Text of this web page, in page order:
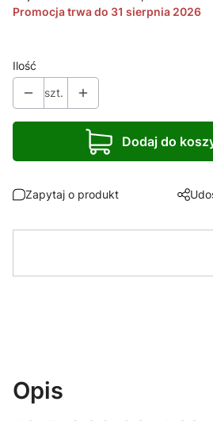
Promocja trwa do 31 sierpnia 2026
Ilość
szt.
Dodaj do
Zapytaj o produkt
Opis